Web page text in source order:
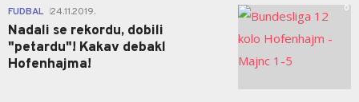
FUDBAL 24.11.2019.
Nadali se rekordu, dobili
"petardu"! Kakav debakl
Hofenhajma!
0